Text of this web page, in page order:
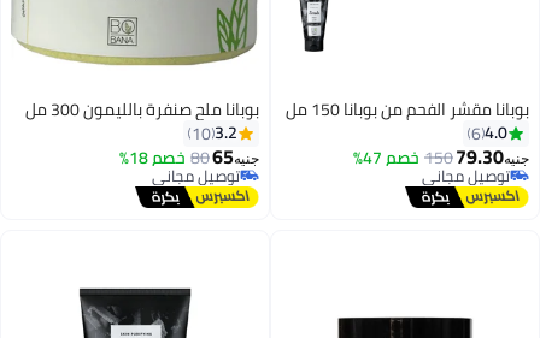
بوبانا مقشر الفحم من بوبانا 150 مل
4.0
6
جنيه79.30
150 خصم 47%
توصيل مجاني
توصيل مجاني
بوبانا ملح صنفرة بالليمون 300 مل
3.2
10
جنيه65
80 خصم 18%
توصيل مجاني
توصيل مجاني